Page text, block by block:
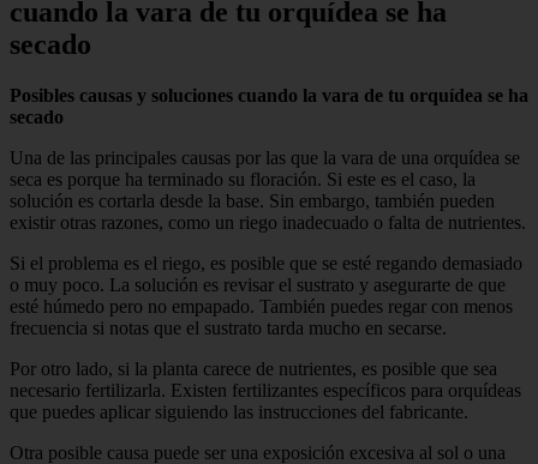
cuando la vara de tu orquídea se ha
secado
Posibles causas y soluciones cuando la vara de tu orquídea se ha
secado
Una de las principales causas por las que la vara de una orquídea se
seca es porque ha terminado su floración. Si este es el caso, la
solución es cortarla desde la base. Sin embargo, también pueden
existir otras razones, como un riego inadecuado o falta de nutrientes.
Si el problema es el riego, es posible que se esté regando demasiado
o muy poco. La solución es revisar el sustrato y asegurarte de que
esté húmedo pero no empapado. También puedes regar con menos
frecuencia si notas que el sustrato tarda mucho en secarse.
Por otro lado, si la planta carece de nutrientes, es posible que sea
necesario fertilizarla. Existen fertilizantes específicos para orquídeas
que puedes aplicar siguiendo las instrucciones del fabricante.
Otra posible causa puede ser una exposición excesiva al sol o una